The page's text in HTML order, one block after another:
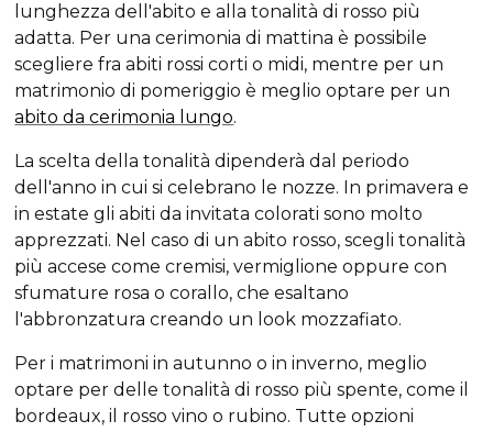
lunghezza dell'abito e alla tonalità di rosso più
adatta. Per una cerimonia di mattina è possibile
scegliere fra abiti rossi corti o midi, mentre per un
matrimonio di pomeriggio è meglio optare per un
abito da cerimonia lungo.
La scelta della tonalità dipenderà dal periodo
dell'anno in cui si celebrano le nozze. In primavera e
in estate gli abiti da invitata colorati sono molto
apprezzati. Nel caso di un abito rosso, scegli tonalità
più accese come cremisi, vermiglione oppure con
sfumature rosa o corallo, che esaltano
l'abbronzatura creando un look mozzafiato.
Per i matrimoni in autunno o in inverno, meglio
optare per delle tonalità di rosso più spente, come il
bordeaux, il rosso vino o rubino. Tutte opzioni